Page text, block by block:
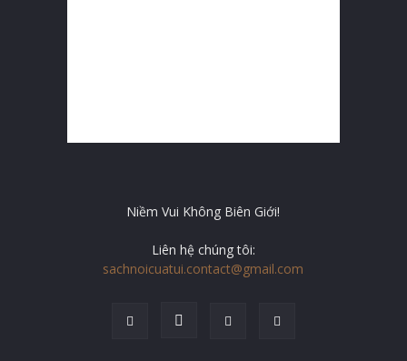
Niềm Vui Không Biên Giới!
Liên hệ chúng tôi:
sachnoicuatui.contact@gmail.com